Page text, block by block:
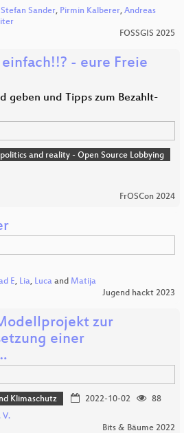
Stefan Sander, Pirmin Kalberer, Andreas
FOSSGIS 2025
- eure Freie
geben und Tipps zum Bezahlt-
and reality - Open Source Lobbying
FrOSCon 2024
E, Lia, Luca and Matija
Jugend hackt 2023
zur
einer
Klimaschutz 2022-10-02
88
V.
Bits & Bäume 2022